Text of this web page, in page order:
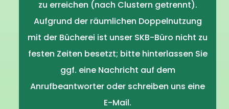
zu erreichen (nach Clustern getrennt).
Aufgrund der räumlichen Doppelnutzung
mit der Bücherei ist unser SKB-Büro nicht zu
festen Zeiten besetzt; bitte hinterlassen Sie
ggf. eine Nachricht auf dem
Anrufbeantworter oder schreiben uns eine
E-Mail.